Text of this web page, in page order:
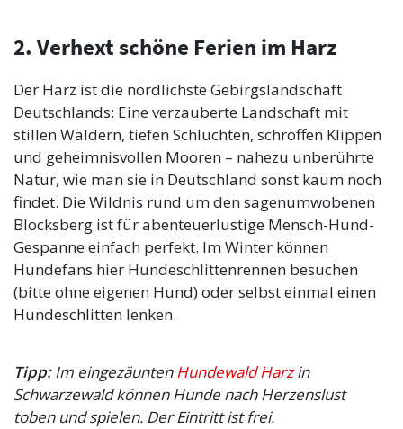
2. Verhext schöne Ferien im Harz
Der Harz ist die nördlichste Gebirgslandschaft
Deutschlands: Eine verzauberte Landschaft mit
stillen Wäldern, tiefen Schluchten, schroffen Klippen
und geheimnisvollen Mooren – nahezu unberührte
Natur, wie man sie in Deutschland sonst kaum noch
findet. Die Wildnis rund um den sagenumwobenen
Blocksberg ist für abenteuerlustige Mensch-Hund-
Gespanne einfach perfekt. Im Winter können
Hundefans hier Hundeschlittenrennen besuchen
(bitte ohne eigenen Hund) oder selbst einmal einen
Hundeschlitten lenken.
Tipp:Im eingezäuntenHundewald Harzin
Schwarzewald können Hunde nach Herzenslust
toben und spielen. Der Eintritt ist frei.